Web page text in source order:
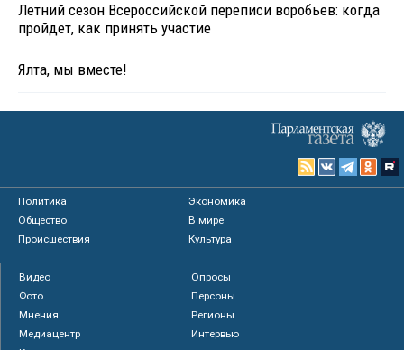
Летний сезон Всероссийской переписи воробьев: когда
пройдет, как принять участие
Ялта, мы вместе!
Политика
Экономика
Общество
В мире
Происшествия
Культура
Видео
Опросы
Фото
Персоны
Мнения
Регионы
Медиацентр
Интервью